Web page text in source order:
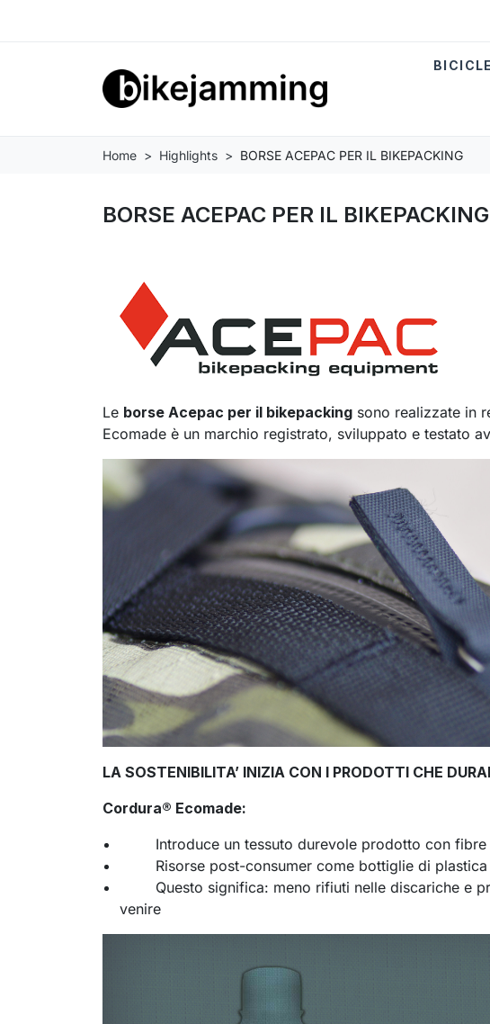
Home Highlights BORSE ACEPAC PER IL BIKEPACKING
BORSE ACEPAC PER IL BIKEPACKING
Le borse Acepac per il bikepacking sono realizzate in
Ecomade è un marchio registrato, sviluppato e testato
LA SOSTENIBILITA’ INIZIA CON I PRODOTTI CHE
Cordura® Ecomade:
Introduce un tessuto durevole prodotto con fibre
Risorse post-consumer come bottiglie di plastica
Questo significa: meno rifiuti nelle discariche e
venire